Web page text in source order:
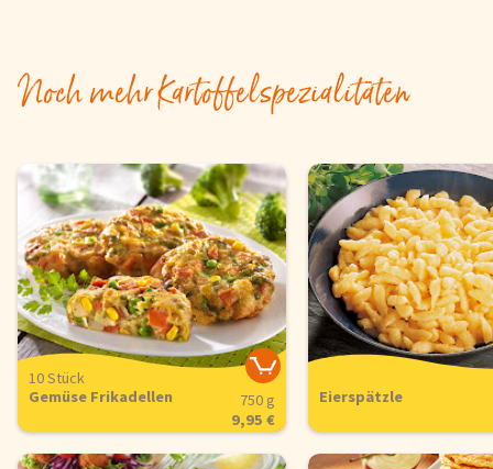
AGB & Datenschutz
Noch mehr Kartoffelspezialitäten
10 Stück
Gemüse Frikadellen
750 g
9,95 €
Eierspätzle